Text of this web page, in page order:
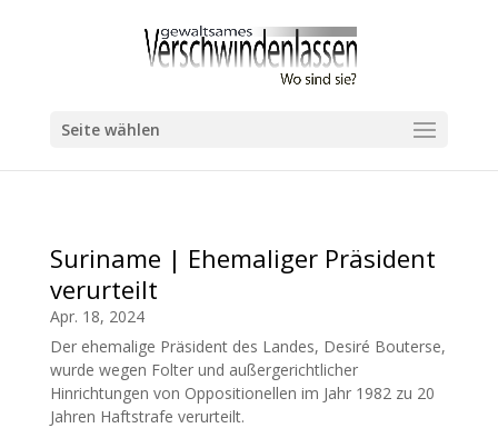
Seite wählen
Suriname | Ehemaliger Präsident
verurteilt
Apr. 18, 2024
Der ehemalige Präsident des Landes, Desiré Bouterse,
wurde wegen Folter und außergerichtlicher
Hinrichtungen von Oppositionellen im Jahr 1982 zu 20
Jahren Haftstrafe verurteilt.